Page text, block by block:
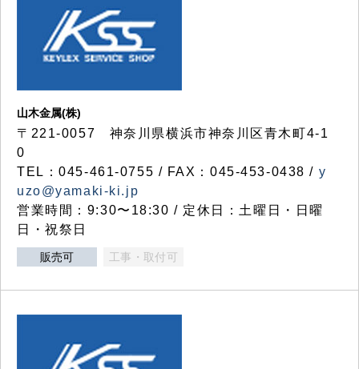
山木金属(株)
〒221-0057 神奈川県横浜市神奈川区青木町4-1
0
TEL：045-461-0755 / FAX：045-453-0438 / y
uzo@yamaki-ki.jp
営業時間：9:30〜18:30 / 定休日：土曜日・日曜
日・祝祭日
販売可 工事・取付可